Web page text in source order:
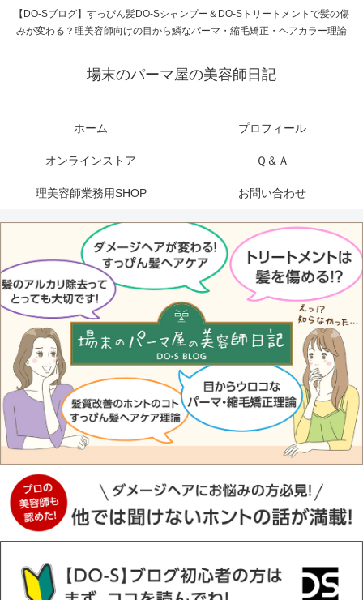
【DO-Sブログ】すっぴん髪DO-Sシャンプー＆DO-Sトリートメントで髪の傷
みが変わる？理美容師向けの目から鱗なパーマ・縮毛矯正・ヘアカラー理論
場末のパーマ屋の美容師日記
ホーム プロフィール
オンラインストア Ｑ＆Ａ
理美容師業務用SHOP お問い合わせ